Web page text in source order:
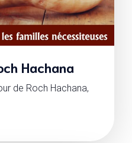
Hachana
de Roch Hachana,